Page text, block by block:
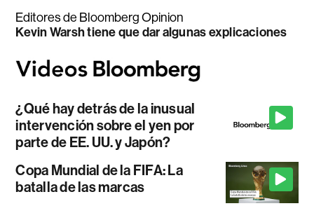
Editores de Bloomberg Opinion
Kevin Warsh tiene que dar algunas explicaciones
¿Qué hay detrás de la inusual
intervención sobre el yen por
parte de EE. UU. y Japón?
Copa Mundial de la FIFA: La
batalla de las marcas